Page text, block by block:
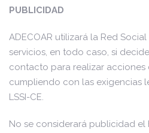
PUBLICIDAD
ADECOAR utilizará la Red
servicios, en todo caso, si
contacto para realizar acciones
cumpliendo con las exigencias
LSSI-CE.
No se considerará publicidad